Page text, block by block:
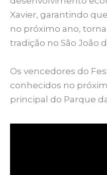
Xavier, garantindo
no próximo ano,
tradição no São João
Os vencedores do
conhecidos no
principal do Parque